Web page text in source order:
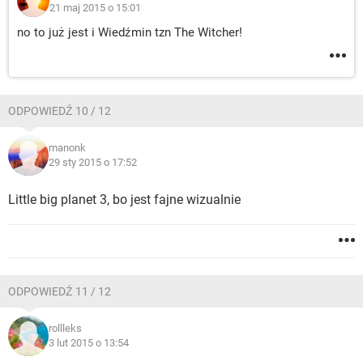
21 maj 2015 o 15:01
no to już jest i Wiedźmin tzn The Witcher!
ODPOWIEDŹ 10 / 12
manonk
29 sty 2015 o 17:52
Little big planet 3, bo jest fajne wizualnie
ODPOWIEDŹ 11 / 12
rollleks
3 lut 2015 o 13:54